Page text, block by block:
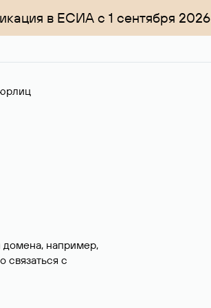
в ЕСИА с 1 сентября 2026
например,
связаться с